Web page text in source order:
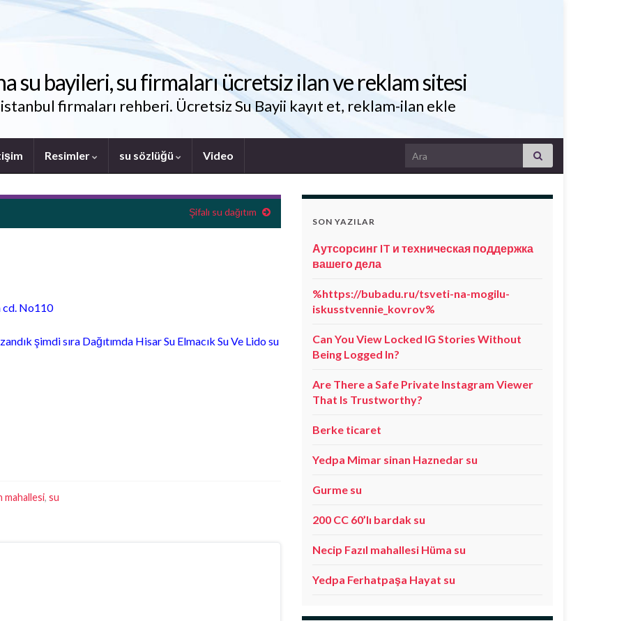
su bayileri, su firmaları ücretsiz ilan ve reklam sitesi
firmaları rehberi. Ücretsiz Su Bayii kayıt et, reklam-ilan ekle
Resimler su sözlüğü Video Search for:
Şifalı su dağıtım
cd. No110
şimdi sıra Dağıtımda Hisar Su Elmacık Su Ve Lido su
mahallesi, su
SON YAZILAR
Аутсорсинг IT и техническая поддержка
вашего дела
%https://bubadu.ru/tsveti-na-mogilu-
iskusstvennie_kovrov%
Can You View Locked IG Stories Without
Being Logged In?
Are There a Safe Private Instagram Viewer
That Is Trustworthy?
Berke ticaret
Yedpa Mimar sinan Haznedar su
Gurme su
200 CC 60’lı bardak su
Necip Fazıl mahallesi Hüma su
Yedpa Ferhatpaşa Hayat su